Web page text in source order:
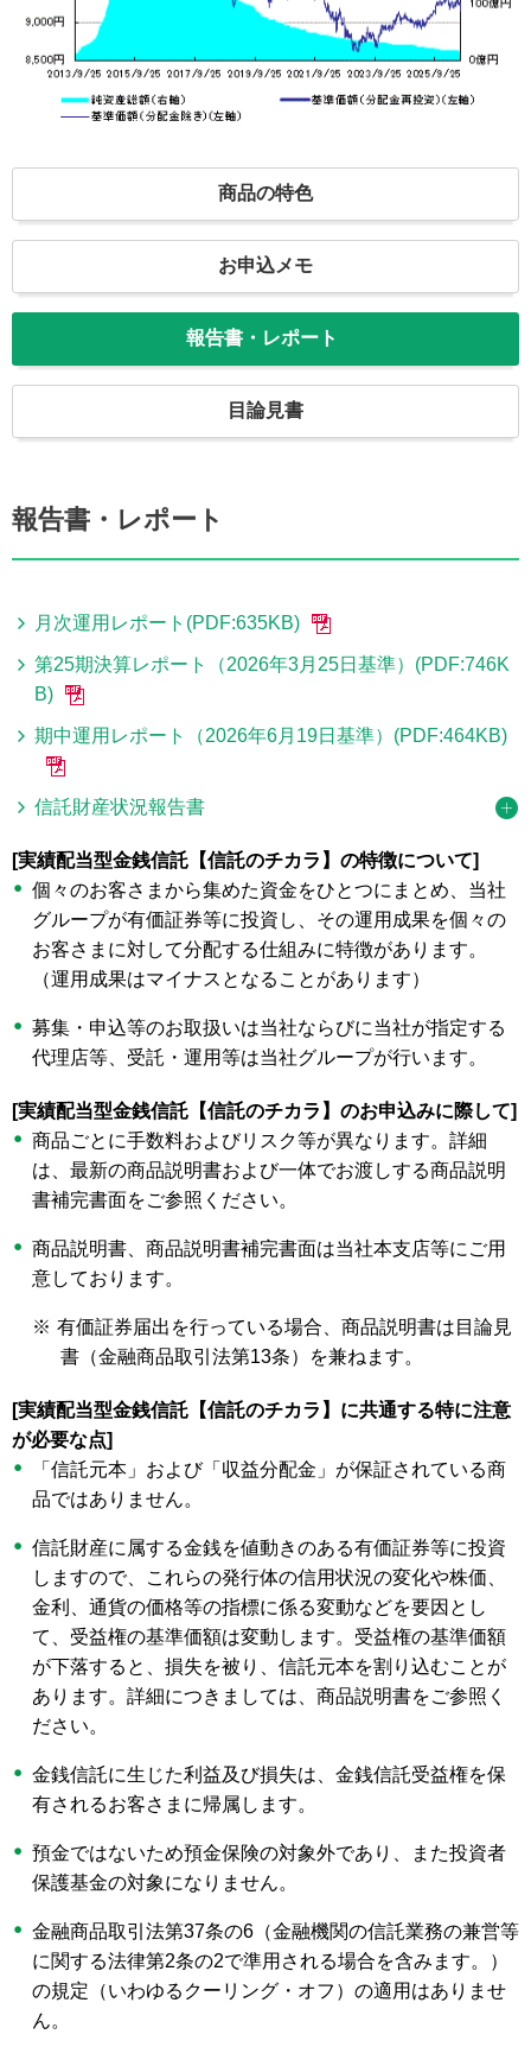
商品の特色
お申込メモ
報告書・レポート
目論見書
報告書・レポート
月次運用レポート(PDF:635KB)
第25期決算レポート（2026年3月25日基準）(PDF:746K
B)
期中運用レポート（2026年6月19日基準）(PDF:464KB)
信託財産状況報告書
[実績配当型金銭信託【信託のチカラ】の特徴について]
個々のお客さまから集めた資金をひとつにまとめ、当社
グループが有価証券等に投資し、その運用成果を個々の
お客さまに対して分配する仕組みに特徴があります。
（運用成果はマイナスとなることがあります）
募集・申込等のお取扱いは当社ならびに当社が指定する
代理店等、受託・運用等は当社グループが行います。
[実績配当型金銭信託【信託のチカラ】のお申込みに際して]
商品ごとに手数料およびリスク等が異なります。詳細
は、最新の商品説明書および一体でお渡しする商品説明
書補完書面をご参照ください。
商品説明書、商品説明書補完書面は当社本支店等にご用
意しております。
※ 有価証券届出を行っている場合、商品説明書は目論見
書（金融商品取引法第13条）を兼ねます。
[実績配当型金銭信託【信託のチカラ】に共通する特に注意
が必要な点]
「信託元本」および「収益分配金」が保証されている商
品ではありません。
信託財産に属する金銭を値動きのある有価証券等に投資
しますので、これらの発行体の信用状況の変化や株価、
金利、通貨の価格等の指標に係る変動などを要因とし
て、受益権の基準価額は変動します。受益権の基準価額
が下落すると、損失を被り、信託元本を割り込むことが
あります。詳細につきましては、商品説明書をご参照く
ださい。
金銭信託に生じた利益及び損失は、金銭信託受益権を保
有されるお客さまに帰属します。
預金ではないため預金保険の対象外であり、また投資者
保護基金の対象になりません。
金融商品取引法第37条の6（金融機関の信託業務の兼営等
に関する法律第2条の2で準用される場合を含みます。）
の規定（いわゆるクーリング・オフ）の適用はありませ
ん。